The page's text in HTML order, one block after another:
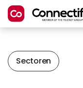
Sectoren